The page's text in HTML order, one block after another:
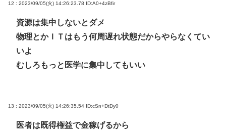
12 : 2023/09/05(火) 14:26:23.78 ID:A0+4zBfir
資源は集中しないとダメ
物理とかＩＴはもう何周遅れ状態だからやらなくてい
いよ
むしろもっと医学に集中してもいい
13 : 2023/09/05(火) 14:26:35.54 ID:cSn+DtDy0
医者は既得権益で金稼げるから